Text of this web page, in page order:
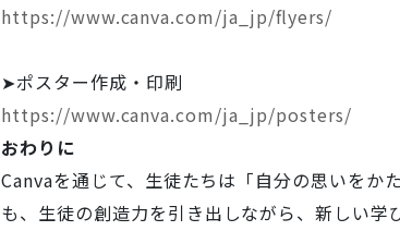
https://www.canva.com/ja_jp/flyers/
➤ポスター作成・印刷
https://www.canva.com/ja_jp/posters/
おわりに
Canvaを通じて、生徒たちは「自分の思いをか
も、生徒の創造力を引き出しながら、新しい学